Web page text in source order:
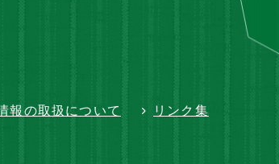
報の取扱について リンク集